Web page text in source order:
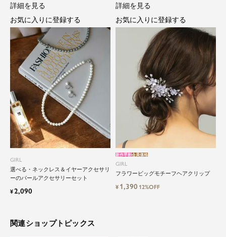
ム。クローゼットに一着は用意しておきたいもの
の一つ。
ドレスが持つ女性を美しく見せる力は、ファッシ
ョンアイテムの中でも特別なものです。
特別な日だけではもったいない もっと気軽にもっ
と自由にドレスを楽しみたい...
そんな気持ちを叶えたい。それが、ドレスブラン
ドガールです。
GIRL
選べる・ネックレス＆イヤーアクセサリ
ーのパールアクセサリーセット
¥2,090
詳細を見る
お気に入りに登録する
GIRL
フラワービッグモチーフヘアクリップ
新作早割会員価格
¥ 1,390 12%OFF
詳細を見る
お気に入りに登録する
関連ショップトピックス